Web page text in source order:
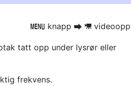
G knapp U 1
tatt opp under lysrør eller
frekvens.